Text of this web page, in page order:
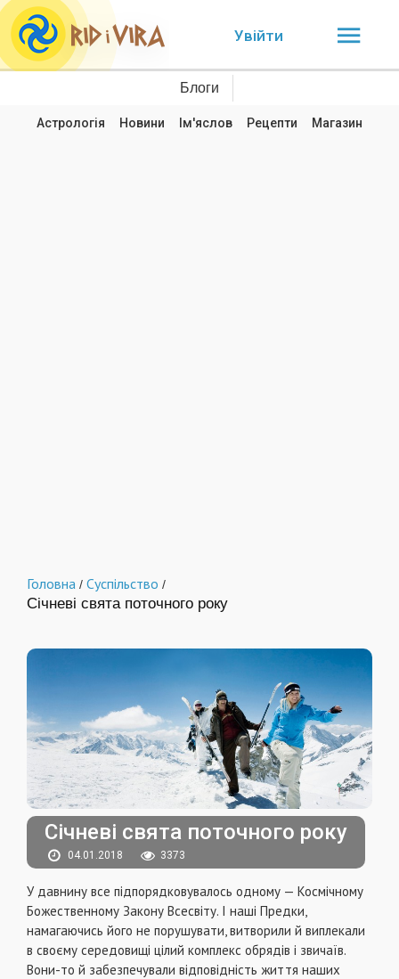
Увійти
Блоги
Астрологія Новини Ім'яслов Рецепти Магазин
Головна / Суспільство /
Січневі свята поточного року
Січневі свята поточного року
04.01.2018 3373
У давнину все підпорядковувалось одному — Космічному
Божественному Закону Всесвіту. І наші Предки,
намагаючись його не порушувати, витворили й виплекали
в своєму середовищі цілий комплекс обрядів і звичаїв.
Вони-то й забезпечували відповідність життя наших